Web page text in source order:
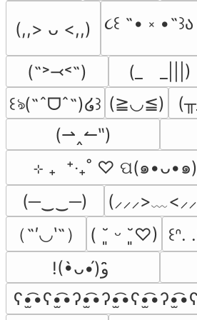
(,,> ᴗ <,,) ૮꒰ ˶• ༝
(˶˃⤙˂˶) (_　_|||)
꒰ঌ(˶ˆᗜˆ˵)໒꒱ (≧◡≦)
(⇀‸↼‶)
⊹ ₊  ⁺‧₊˚ ♡ ପ(๑•ᴗ•๑
(─‿‿─)
（˶′◡‵˶）
( ˘͈ ᵕ ˘͈♡) ꒰ᐢ.